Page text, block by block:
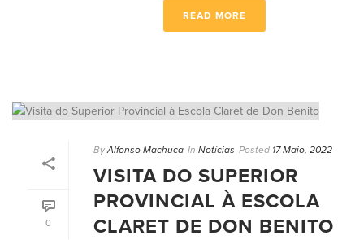
READ MORE
0
By Alfonso Machuca In Notícias Posted 17 Maio, 2022
VISITA DO SUPERIOR
PROVINCIAL À ESCOLA
CLARET DE DON BENITO